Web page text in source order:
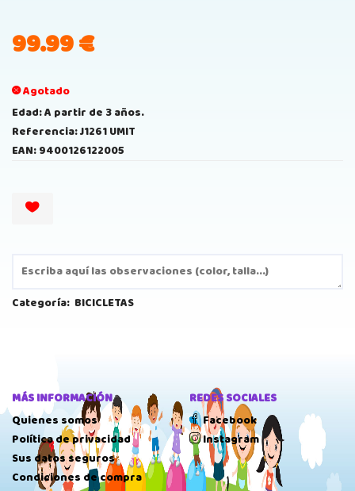
99.99€
Agotado
Edad: A partir de 3 años.
Referencia: J1261 UMIT
EAN: 9400126122005
Categoría: BICICLETAS
MÁS INFORMACIÓN
Quienes somos
Política de privacidad
Sus datos seguros
Condiciones de compra
REDES SOCIALES
Facebook
Instagram